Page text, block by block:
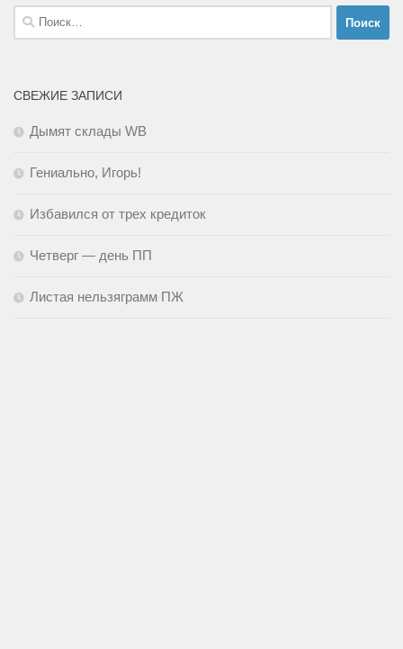
Найти:
СВЕЖИЕ ЗАПИСИ
Дымят склады WB
Гениально, Игорь!
Избавился от трех кредиток
Четверг — день ПП
Листая нельзяграмм ПЖ